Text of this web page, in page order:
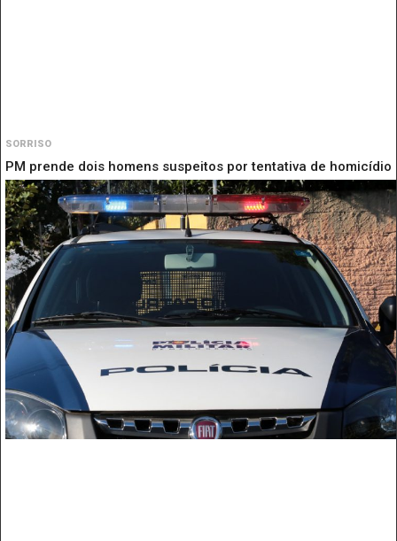
SORRISO
PM prende dois homens suspeitos por tentativa de homicídio